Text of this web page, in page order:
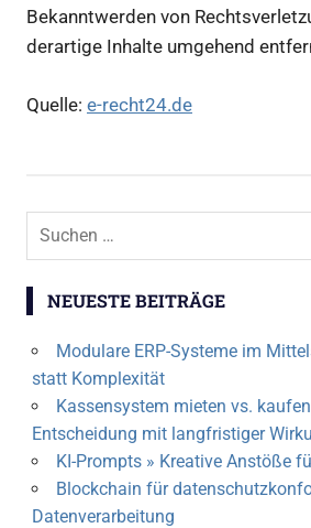
Bekanntwerden von
derartige Inhalte umgehend
Quelle: e-recht24.de
Suchen
NEUESTE BEITRÄGE
Modulare ERP-Systeme im
statt Komplexität
Kassensystem mieten vs.
Entscheidung mit langfristiger
KI-Prompts » Kreative Anstöße
Blockchain für
Datenverarbeitung